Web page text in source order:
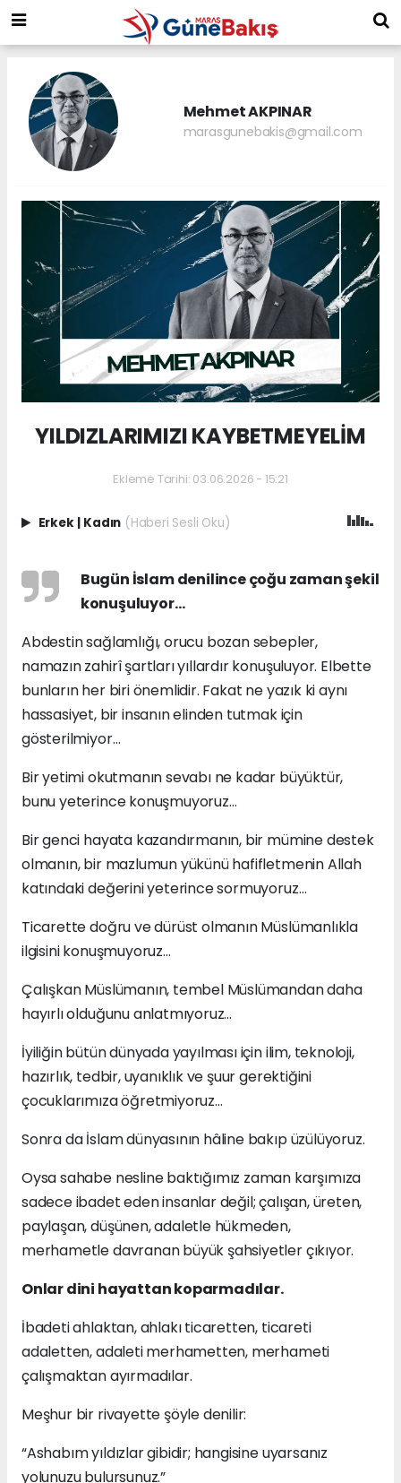
Mehmet AKPINAR
marasgunebakis@gmail.com
YILDIZLARIMIZI KAYBETMEYELİM
Ekleme Tarihi: 03.06.2026 - 15:21
Erkek | Kadın (Haberi Sesli Oku)
Bugün İslam denilince çoğu zaman şekil
konuşuluyor…
Abdestin sağlamlığı, orucu bozan sebepler,
namazın zahirî şartları yıllardır konuşuluyor. Elbette
bunların her biri önemlidir. Fakat ne yazık ki aynı
hassasiyet, bir insanın elinden tutmak için
gösterilmiyor…
Bir yetimi okutmanın sevabı ne kadar büyüktür,
bunu yeterince konuşmuyoruz…
Bir genci hayata kazandırmanın, bir mümine destek
olmanın, bir mazlumun yükünü hafifletmenin Allah
katındaki değerini yeterince sormuyoruz…
Ticarette doğru ve dürüst olmanın Müslümanlıkla
ilgisini konuşmuyoruz…
Çalışkan Müslümanın, tembel Müslümandan daha
hayırlı olduğunu anlatmıyoruz…
İyiliğin bütün dünyada yayılması için ilim, teknoloji,
hazırlık, tedbir, uyanıklık ve şuur gerektiğini
çocuklarımıza öğretmiyoruz…
Sonra da İslam dünyasının hâline bakıp üzülüyoruz.
Oysa sahabe nesline baktığımız zaman karşımıza
sadece ibadet eden insanlar değil; çalışan, üreten,
paylaşan, düşünen, adaletle hükmeden,
merhametle davranan büyük şahsiyetler çıkıyor.
Onlar dini hayattan koparmadılar.
İbadeti ahlaktan, ahlakı ticaretten, ticareti
adaletten, adaleti merhametten, merhameti
çalışmaktan ayırmadılar.
Meşhur bir rivayette şöyle denilir:
“Ashabım yıldızlar gibidir; hangisine uyarsanız
yolunuzu bulursunuz.”